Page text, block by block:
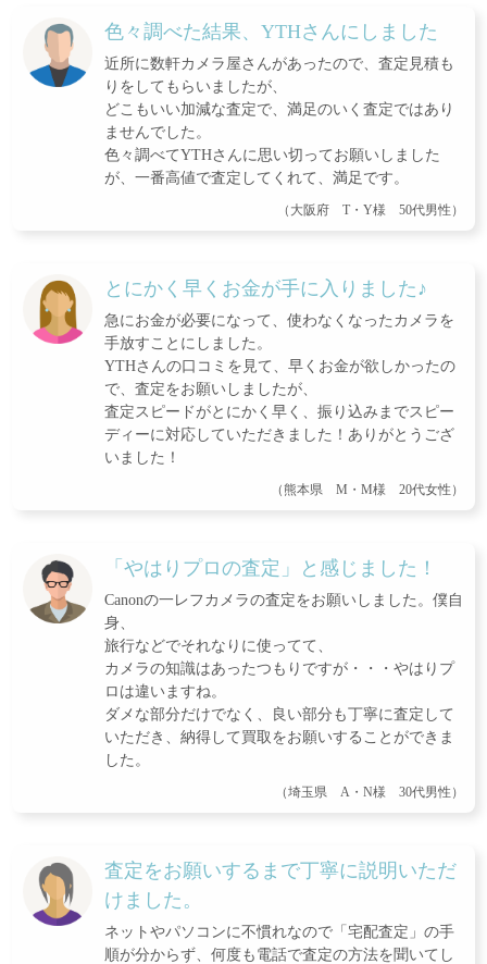
色々調べた結果、YTHさんにしました
近所に数軒カメラ屋さんがあったので、査定見積も
りをしてもらいましたが、
どこもいい加減な査定で、満足のいく査定ではあり
ませんでした。
色々調べてYTHさんに思い切ってお願いしました
が、一番高値で査定してくれて、満足です。
（大阪府 T・Y様 50代男性）
とにかく早くお金が手に入りました♪
急にお金が必要になって、使わなくなったカメラを
手放すことにしました。
YTHさんの口コミを見て、早くお金が欲しかったの
で、査定をお願いしましたが、
査定スピードがとにかく早く、振り込みまでスピー
ディーに対応していただきました！ありがとうござ
いました！
（熊本県 M・M様 20代女性）
「やはりプロの査定」と感じました！
Canonの一レフカメラの査定をお願いしました。僕自
身、
旅行などでそれなりに使ってて、
カメラの知識はあったつもりですが・・・やはりプ
ロは違いますね。
ダメな部分だけでなく、良い部分も丁寧に査定して
いただき、納得して買取をお願いすることができま
した。
（埼玉県 A・N様 30代男性）
査定をお願いするまで丁寧に説明いただ
けました。
ネットやパソコンに不慣れなので「宅配査定」の手
順が分からず、何度も電話で査定の方法を聞いてし